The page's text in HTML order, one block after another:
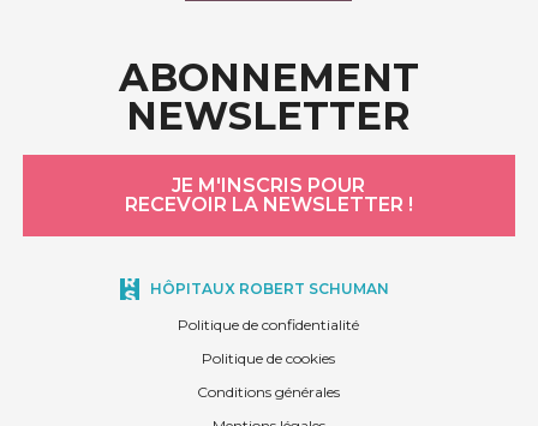
ABONNEMENT
NEWSLETTER
JE M'INSCRIS POUR
RECEVOIR LA NEWSLETTER !
HÔPITAUX ROBERT SCHUMAN
Politique de confidentialité
Politique de cookies
Conditions générales